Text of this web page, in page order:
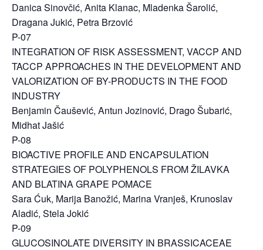
Danica Sinovčić, Anita Klanac, Mladenka Šarolić,
Dragana Jukić, Petra Brzović
P-07
INTEGRATION OF RISK ASSESSMENT, VACCP AND
TACCP APPROACHES IN THE DEVELOPMENT AND
VALORIZATION OF BY-PRODUCTS IN THE FOOD
INDUSTRY
Benjamin Čaušević, Antun Jozinović, Drago Šubarić,
Midhat Jašić
P-08
BIOACTIVE PROFILE AND ENCAPSULATION
STRATEGIES OF POLYPHENOLS FROM ŽILAVKA
AND BLATINA GRAPE POMACE
Sara Ćuk, Marija Banožić, Marina Vranješ, Krunoslav
Aladić, Stela Jokić
P-09
GLUCOSINOLATE DIVERSITY IN BRASSICACEAE